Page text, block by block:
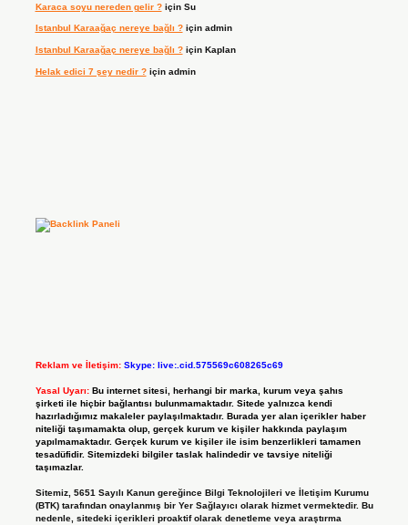
Karaca soyu nereden gelir ?için Su
Istanbul Karaağaç nereye bağlı ?için admin
Istanbul Karaağaç nereye bağlı ?için Kaplan
Helak edici 7 şey nedir ?için admin
Reklam ve İletişim: Skype: live:.cid.575569c608265c69
Yasal Uyarı: Bu internet sitesi, herhangi bir marka, kurum veya şahıs
şirketi ile hiçbir bağlantısı bulunmamaktadır. Sitede yalnızca kendi
hazırladığımız makaleler paylaşılmaktadır. Burada yer alan içerikler haber
niteliği taşımamakta olup, gerçek kurum ve kişiler hakkında paylaşım
yapılmamaktadır. Gerçek kurum ve kişiler ile isim benzerlikleri tamamen
tesadüfidir. Sitemizdeki bilgiler taslak halindedir ve tavsiye niteliği
taşımazlar.
Sitemiz, 5651 Sayılı Kanun gereğince Bilgi Teknolojileri ve İletişim Kurumu
(BTK) tarafından onaylanmış bir Yer Sağlayıcı olarak hizmet vermektedir. Bu
nedenle, sitedeki içerikleri proaktif olarak denetleme veya araştırma